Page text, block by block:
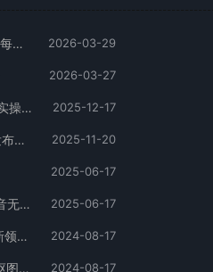
视频号巨火赛道，心灵SPA赛道，做起来超简单，每天收益800+ 2026-03-29
2026-03-27
抖音百万爆款账号，一比一复刻内容教程，从0-1实操课，小白也能学会，复制爆款，月入10w+ 2025-12-17
一键制作爆款故事视频！文字秒变YouTube自动发布的傻瓜式教程 2025-11-20
2025-06-17
2025最新暴利项目！抖音无人直播躺赚攻略！抖音无人直播3.0玩法！0门槛… 2025-06-17
短视频 IP实战课，独创一键复制学习秘籍，转战新领域，月赚五万轻松行 2024-08-17
剪辑技巧速成课，高清拍摄+调色 转扇子，建筑-抠图精通，新手秒变剪辑专家 2024-08-17